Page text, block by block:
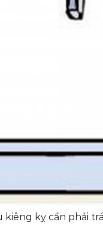
kiêng kỵ cần phải